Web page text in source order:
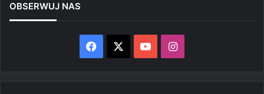
OBSERWUJ NAS
Facebook YouTubeInstagram